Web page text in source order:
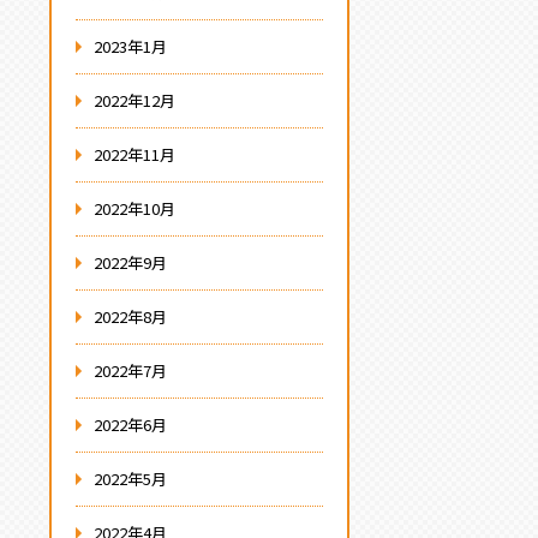
2023年1月
2022年12月
2022年11月
2022年10月
2022年9月
2022年8月
2022年7月
2022年6月
2022年5月
2022年4月